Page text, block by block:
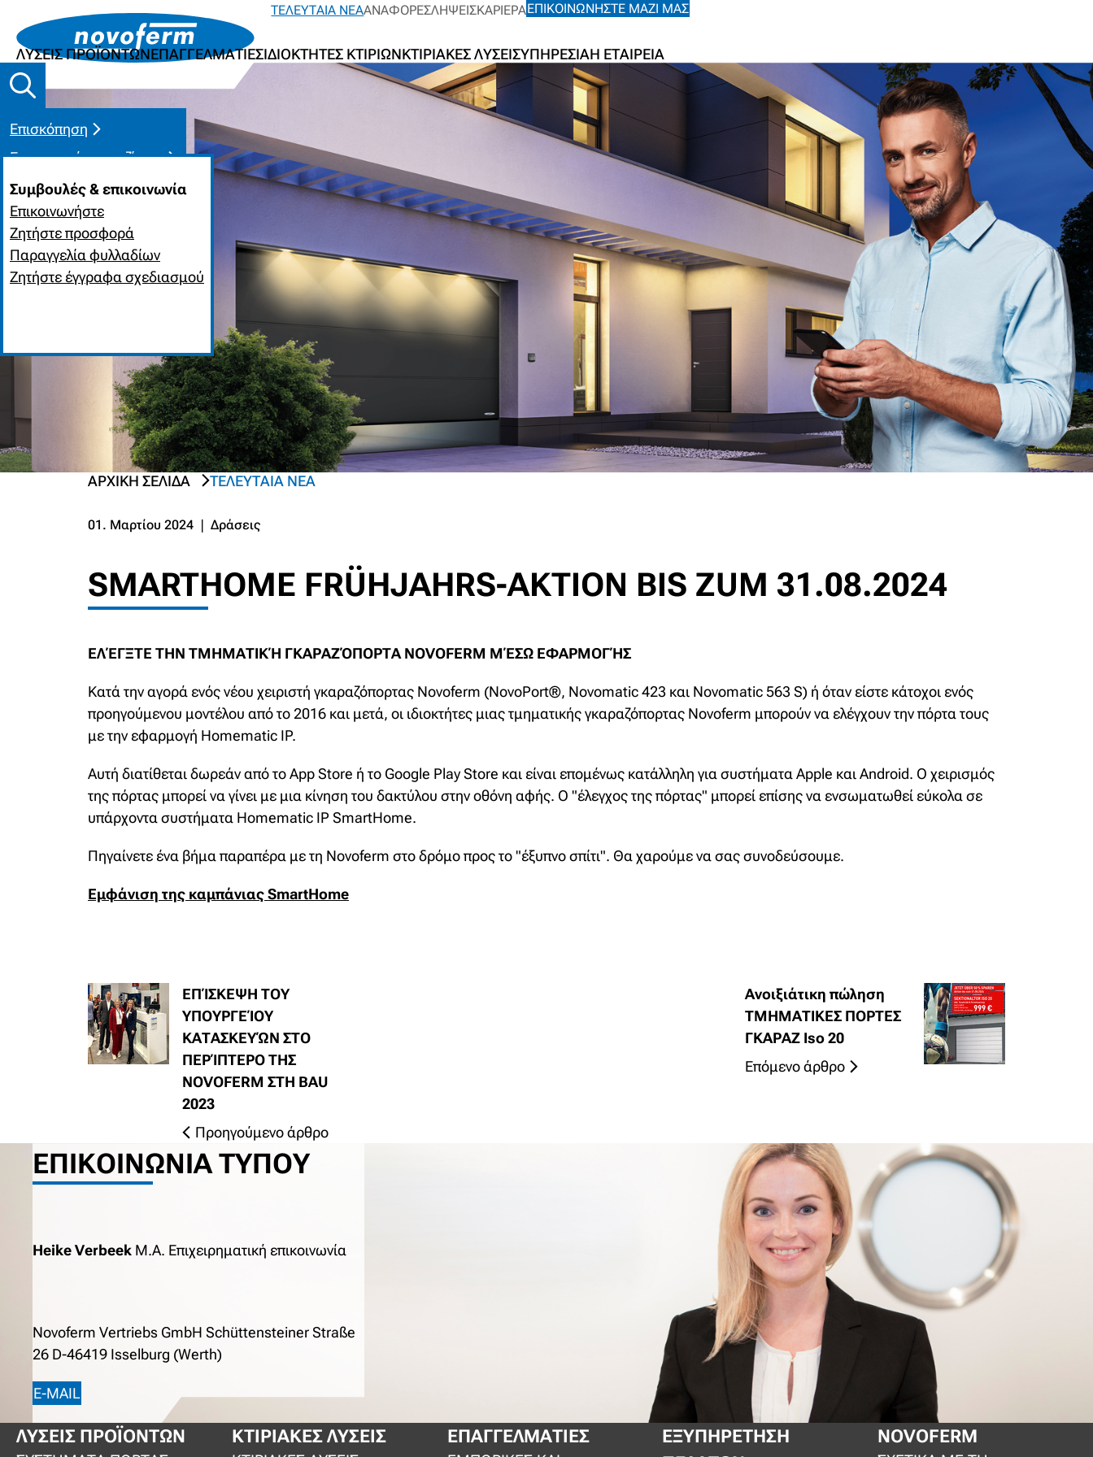
ΛΎΣΕΙΣ ΠΡΟΪΌΝΤΩΝΕΠΑΓΓΕΛΜΑΤΊΕΣΙΔΙΟΚΤΉΤΕΣ ΚΤΙΡΊΩΝΚΤΙΡΙΑΚΈΣ ΛΎΣΕΙΣΥΠΗΡΕΣΊΑΗ ΕΤΑΙΡΕΊΑ
ΤΕΛΕΥΤΑΊΑ ΝΈΑΑΝΑΦΟΡΈΣΛΉΨΕΙΣΚΑΡΙΈΡΑΕΠΙΚΟΙΝΩΝΉΣΤΕ ΜΑΖΊ ΜΑΣ
Επισκόπηση
Επικοινωνήστε μαζί μας
Συμβουλές & επικοινωνία
Επικοινωνήστε
Ζητήστε προσφορά
Παραγγελία φυλλαδίων
Ζητήστε έγγραφα σχεδιασμού
NEXTΑΡΧΙΚΉ ΣΕΛΊΔΑ ΤΕΛΕΥΤΑΊΑ ΝΈΑ
01. Μαρτίου 2024 Δράσεις
SMARTHOME FRÜHJAHRS-AKTION BIS ZUM 31.08.2024
ΕΛΈΓΞΤΕ ΤΗΝ ΤΜΗΜΑΤΙΚΉ ΓΚΑΡΑΖΌΠΟΡΤΑ NOVOFERM ΜΈΣΩ ΕΦΑΡΜΟΓΉΣ
Κατά την αγορά ενός νέου χειριστή γκαραζόπορτας Novoferm (NovoPort®, Novomatic 423 και Novomatic 563 S) ή όταν είστε κάτοχοι ενός
προηγούμενου μοντέλου από το 2016 και μετά, οι ιδιοκτήτες μιας τμηματικής γκαραζόπορτας Novoferm μπορούν να ελέγχουν την πόρτα τους
με την εφαρμογή Homematic IP.
Αυτή διατίθεται δωρεάν από το App Store ή το Google Play Store και είναι επομένως κατάλληλη για συστήματα Apple και Android. Ο χειρισμός
της πόρτας μπορεί να γίνει με μια κίνηση του δακτύλου στην οθόνη αφής. Ο "έλεγχος της πόρτας" μπορεί επίσης να ενσωματωθεί εύκολα σε
υπάρχοντα συστήματα Homematic IP SmartHome.
Πηγαίνετε ένα βήμα παραπέρα με τη Novoferm στο δρόμο προς το "έξυπνο σπίτι". Θα χαρούμε να σας συνοδεύσουμε.
Εμφάνιση της καμπάνιας SmartHome
ΕΠΊΣΚΕΨΗ ΤΟΥ
ΥΠΟΥΡΓΕΊΟΥ
ΚΑΤΑΣΚΕΥΏΝ ΣΤΟ
ΠΕΡΊΠΤΕΡΟ ΤΗΣ
NOVOFERM ΣΤΗ BAU
2023
Προηγούμενο άρθρο
Ανοιξιάτικη πώληση
ΤΜΗΜΑΤΙΚΕΣ ΠΟΡΤΕΣ
ΓΚΑΡΑΖ Iso 20
Επόμενο άρθρο
ΕΠΙΚΟΙΝΩΝΊΑ ΤΎΠΟΥ
Heike Verbeek M.A. Επιχειρηματική επικοινωνία
Novoferm Vertriebs GmbH Schüttensteiner Straße
26 D-46419 Isselburg (Werth)
E-MAIL
ΛΎΣΕΙΣ ΠΡΟΪΌΝΤΩΝ ΚΤΙΡΙΑΚΈΣ ΛΎΣΕΙΣ ΕΠΑΓΓΕΛΜΑΤΊΕΣ
ΕΞΥΠΗΡΈΤΗΣΗ
NOVOFERM